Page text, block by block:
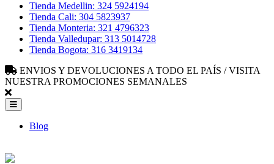
Tienda Medellin: 324 5924194
Tienda Cali: 304 5823937
Tienda Monteria: 321 4796323
Tienda Valledupar: 313 5014728
Tienda Bogota: 316 3419134
ENVIOS Y DEVOLUCIONES A TODO EL PAÍS / VISITA
NUESTRA PROMOCIONES SEMANALES
Blog